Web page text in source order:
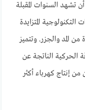
تشهد السنوات المقبلة
المتزايدة
من المد والجزر. وتتميز
الحركية الناتجة عن
من إنتاج كهرباء أكثر